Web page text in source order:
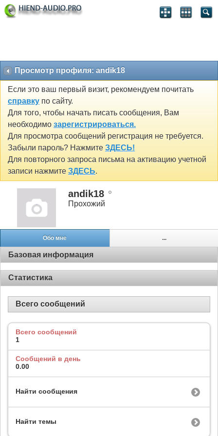
Просмотр профиля: andik18
Если это ваш первый визит, рекомендуем почитать
справку по сайту.
Для того, чтобы начать писать сообщения, Вам
необходимо зарегистрироваться.
Для просмотра сообщений регистрация не требуется.
Забыли пароль? Нажмите ЗДЕСЬ!
Для повторного запроса письма на активацию учетной
записи нажмите ЗДЕСЬ.
andik18
Прохожий
Обо мне ...
Базовая информация
Статистика
Всего сообщений
Всего сообщений
1
Сообщений в день
0.00
Найти сообщения
Найти темы